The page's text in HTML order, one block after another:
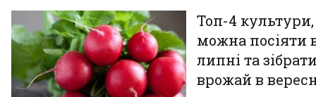
Топ-4 культури,
можна посіяти
липні та
врожай в